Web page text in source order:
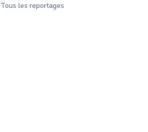
Tous les reportages